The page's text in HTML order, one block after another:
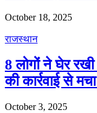
October 18, 2025
राजस्थान
8 लोगों ने घेर रखी
की कार्रवाई से
October 3, 2025